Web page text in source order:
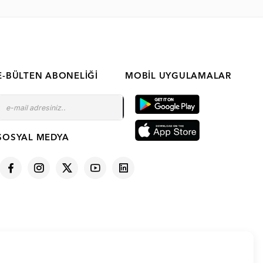
BÜLTEN ABONELIĞI
MEDYA
MOBIL UYGULAMALAR